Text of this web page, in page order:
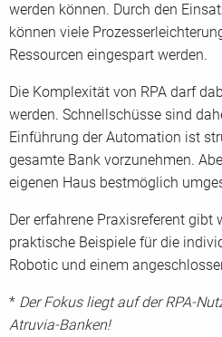
werden können. Durch den
können viele
Ressourcen eingespart werden.
Die Komplexität von RPA darf
werden. Schnellschüsse sind
Einführung der Automation ist
gesamte Bank vorzunehmen.
eigenen Haus bestmöglich
Der erfahrene Praxisreferent gibt
praktische Beispiele für die
Robotic und einem
* Der Fokus liegt auf der RPA-
Atruvia-Banken!